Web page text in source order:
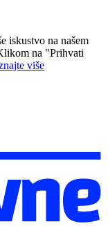
iskustvo na našem
na "Prihvati
više